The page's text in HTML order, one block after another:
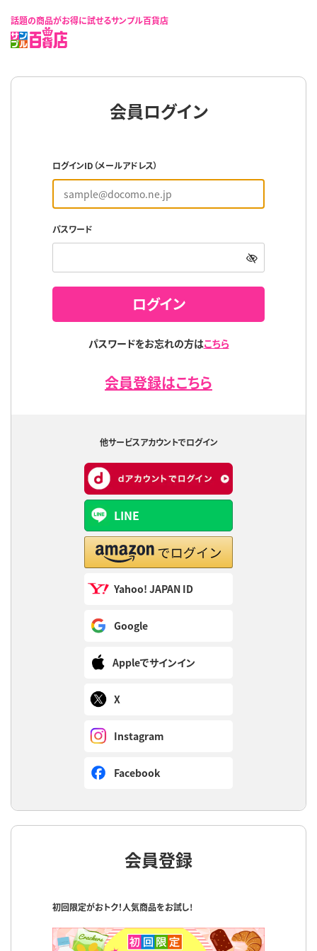
話題の商品がお得に試せるサンプル百貨店
会員ログイン
ログインID（メールアドレス）
パスワード
ログイン
パスワードをお忘れの方はこちら
会員登録はこちら
他サービスアカウントでログイン
LINE
Yahoo! JAPAN ID
Google
Appleでサインイン
X
Instagram
Facebook
会員登録
初回限定がおトク！人気商品をお試し!